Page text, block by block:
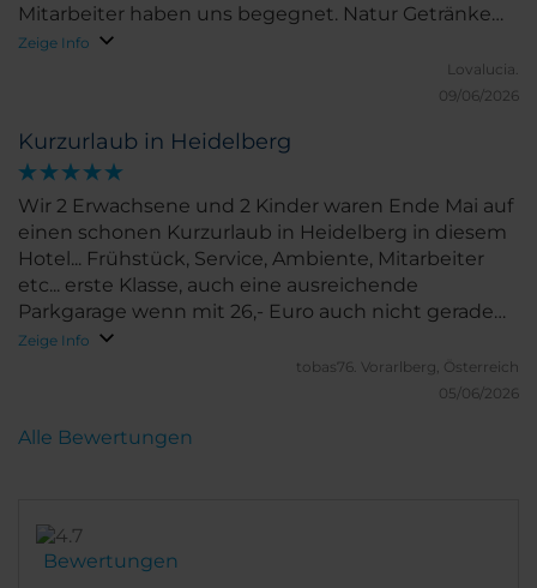
Mitarbeiter haben uns begegnet. Natur Getränke
Bio sind kostenfrei angeboten. Das
Frühstücksbuffet ist überraschend vielfältig und
frisch gekocht. Die Stadt ist ein Besuch wert. 100%
Zeige Info
Lovalucia.
09/06/2026
Kurzurlaub in Heidelberg
Wir 2 Erwachsene und 2 Kinder waren Ende Mai auf
einen schonen Kurzurlaub in Heidelberg in diesem
Hotel... Frühstück, Service, Ambiente, Mitarbeiter
etc... erste Klasse, auch eine ausreichende
Parkgarage wenn mit 26,- Euro auch nicht gerade
billig... Wehrmutstropfen !! Man sollte mehr
Innenansichten und Grundrisse auf den Websiten
zwar ausreichend grosser, aber doch ohne Nische
Nachhinein wohl so gewesen das wir etwas anders
gebucht hätten... Waren schon überrascht das nur
eine Bestellcouch vorhanden war... kommt in den
Zeige Info
tobas76. Vorarlberg, Österreich
05/06/2026
Bewertungen
Alle Bewertungen